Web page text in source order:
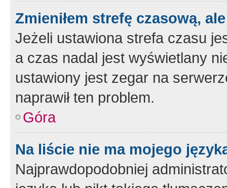
Zmieniłem strefę czasową,
Jeżeli ustawiona strefa czasu
a czas nadal jest wyświetlany
ustawiony jest zegar na
naprawił ten problem.
Góra
Na liście nie ma mojego
Najprawdopodobniej